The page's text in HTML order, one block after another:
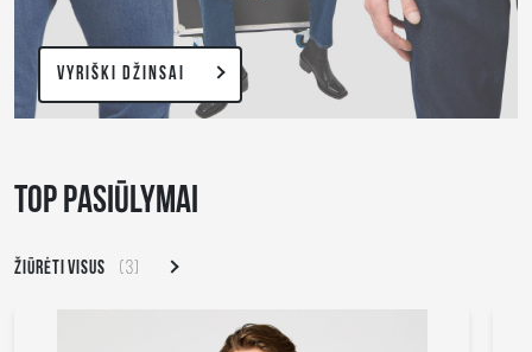
VYRIŠKI DŽINSAI
TOP PASIŪLYMAI
ŽIŪRĖTI VISUS (3)